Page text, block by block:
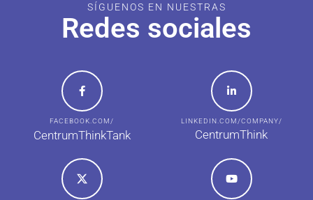
SÍGUENOS EN NUESTRAS
Redes sociales
FACEBOOK.COM/
CentrumThinkTank
LINKEDIN.COM/COMPANY/
CentrumThink